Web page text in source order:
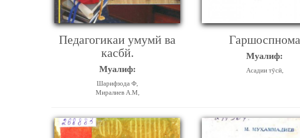
Педагогикаи умумй ва
касбй.
Муалиф:
Шарифзода Ф,
Миралиев А.М,
Гаршоспнома
Муалиф:
Асадии тӯсӣ,